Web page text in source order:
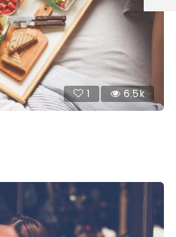
1 6.5k